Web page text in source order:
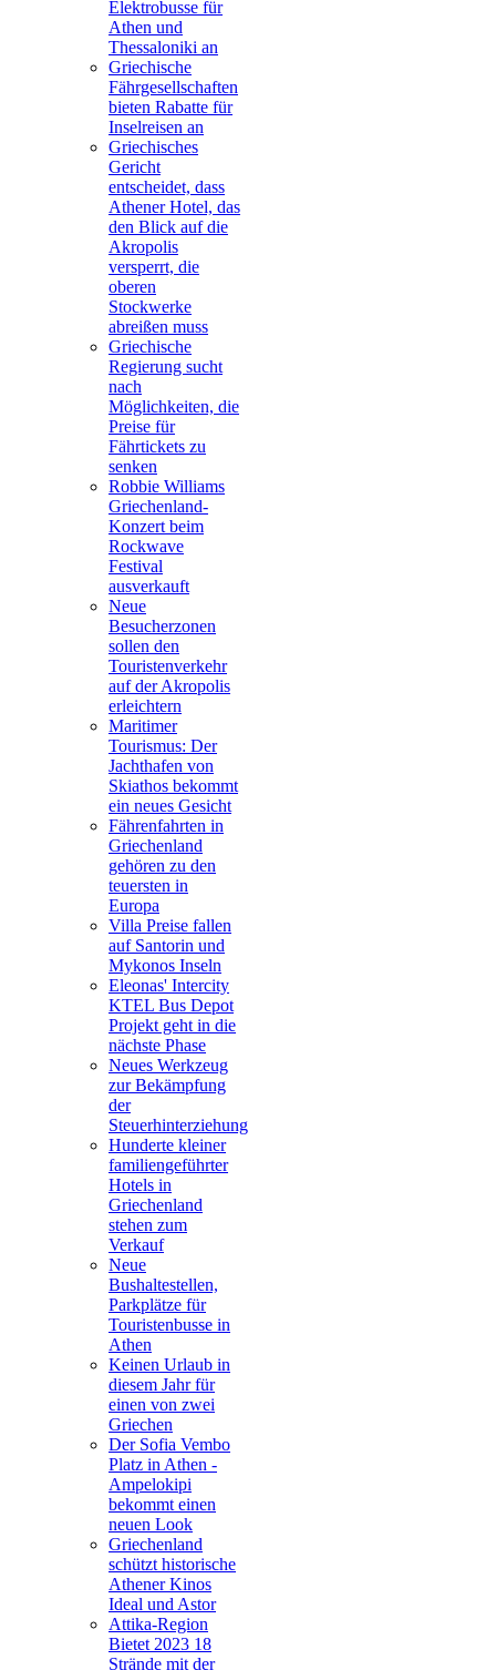
Elektrobusse für
Athen und
Thessaloniki an
Griechische
Fährgesellschaften
bieten Rabatte für
Inselreisen an
Griechisches
Gericht
entscheidet, dass
Athener Hotel, das
den Blick auf die
Akropolis
versperrt, die
oberen
Stockwerke
abreißen muss
Griechische
Regierung sucht
nach
Möglichkeiten, die
Preise für
Fährtickets zu
senken
Robbie Williams
Griechenland-
Konzert beim
Rockwave
Festival
ausverkauft
Neue
Besucherzonen
sollen den
Touristenverkehr
auf der Akropolis
erleichtern
Maritimer
Tourismus: Der
Jachthafen von
Skiathos bekommt
ein neues Gesicht
Fährenfahrten in
Griechenland
gehören zu den
teuersten in
Europa
Villa Preise fallen
auf Santorin und
Mykonos Inseln
Eleonas' Intercity
KTEL Bus Depot
Projekt geht in die
nächste Phase
Neues Werkzeug
zur Bekämpfung
der
Steuerhinterziehung
Hunderte kleiner
familiengeführter
Hotels in
Griechenland
stehen zum
Verkauf
Neue
Bushaltestellen,
Parkplätze für
Touristenbusse in
Athen
Keinen Urlaub in
diesem Jahr für
einen von zwei
Griechen
Der Sofia Vembo
Platz in Athen -
Ampelokipi
bekommt einen
neuen Look
Griechenland
schützt historische
Athener Kinos
Ideal und Astor
Attika-Region
Bietet 2023 18
Strände mit der